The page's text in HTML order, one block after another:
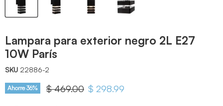
Lampara para exterior negro 2L E27
10W París
SKU 22886-2
Ahorre36% Precio original
$ 469.00 Precio actual
$ 298.99